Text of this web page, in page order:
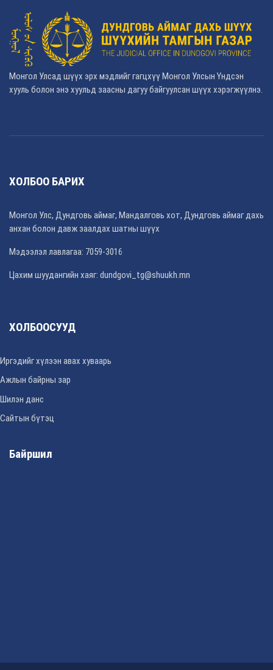
Монгол Улсад шүүх эрх мэдлийг гагцхүү Монгол Улсын Үндсэн
хууль болон энэ хуульд заасны дагуу байгуулсан шүүх хэрэгжүүлнэ.
ХОЛБОО БАРИХ
Монгол Улс, Дундговь аймаг, Мандалговь хот, Дундговь аймаг дахь
анхан болон давж заалдах шатны шүүх
Мэдээлэл лавлагаа: 7059-3016
Цахим шуудангийн хаяг: dundgovi_tg@shuukh.mn
ХОЛБООСУУД
Иргэдийг хүлээн авах хуваарь
Ажлын байрны зар
Шилэн данс
Сайтын бүтэц
Байршил